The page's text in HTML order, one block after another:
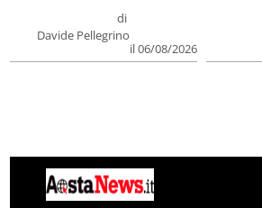
di
Davide Pellegrino
il 06/08/2026